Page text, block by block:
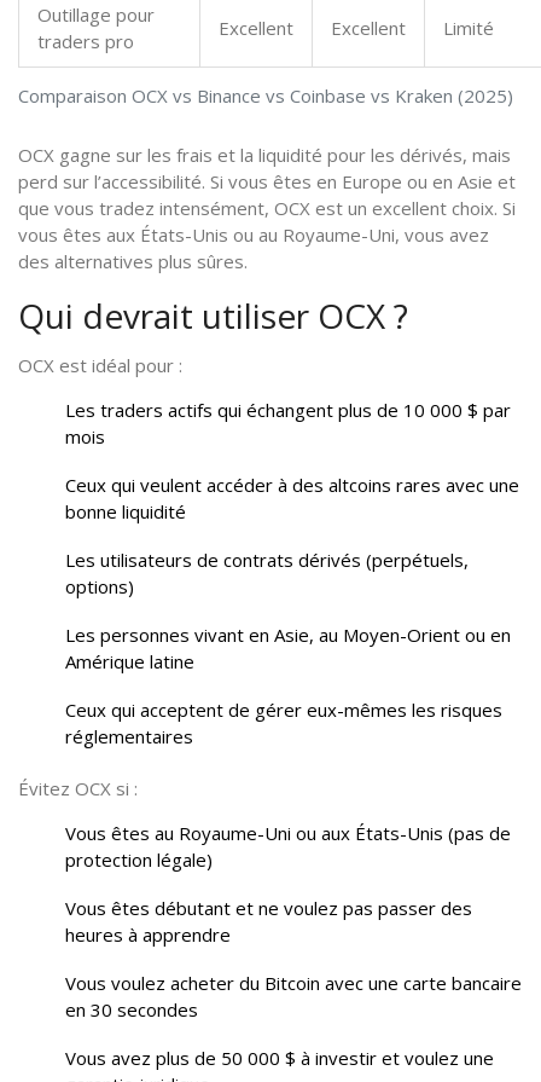
Comparaison OCX vs Binance vs Coinbase vs Kraken (2025)
Outillage pour
traders pro
Excellent Excellent Limité
OCX gagne sur les frais et la liquidité pour les dérivés, mais
perd sur l’accessibilité. Si vous êtes en Europe ou en Asie et
que vous tradez intensément, OCX est un excellent choix. Si
vous êtes aux États-Unis ou au Royaume-Uni, vous avez
des alternatives plus sûres.
Qui devrait utiliser OCX ?
OCX est idéal pour :
Les traders actifs qui échangent plus de 10 000 $ par
mois
Ceux qui veulent accéder à des altcoins rares avec une
bonne liquidité
Les utilisateurs de contrats dérivés (perpétuels,
options)
Les personnes vivant en Asie, au Moyen-Orient ou en
Amérique latine
Ceux qui acceptent de gérer eux-mêmes les risques
réglementaires
Évitez OCX si :
Vous êtes au Royaume-Uni ou aux États-Unis (pas de
protection légale)
Vous êtes débutant et ne voulez pas passer des
heures à apprendre
Vous voulez acheter du Bitcoin avec une carte bancaire
en 30 secondes
Vous avez plus de 50 000 $ à investir et voulez une